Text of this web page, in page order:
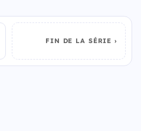
FIN DE LA SÉRIE